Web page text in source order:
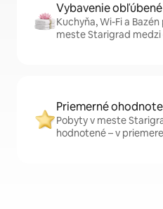
Vybavenie
Kuchyňa, Wi-Fi a
meste Starigrad
Priemerné
Pobyty v meste
hodnotené – v